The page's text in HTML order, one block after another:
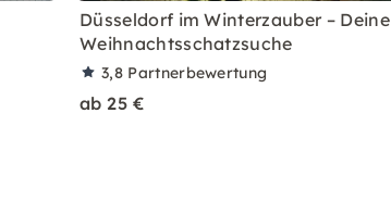
Düsseldorf im Winterzauber – Deine
Weihnachtsschatzsuche
3,8 Partnerbewertung
ab 25 €